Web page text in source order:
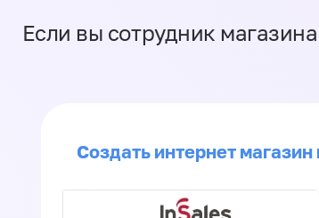
Если вы сотрудник
Создать интернет